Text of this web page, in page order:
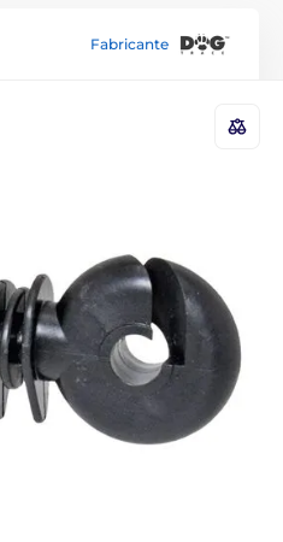
Fabricante